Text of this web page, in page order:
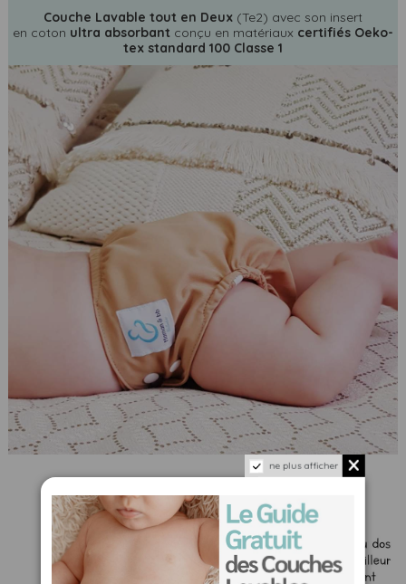
Couche Lavable tout en Deux (Te2) avec son insert
en coton ultra absorbant conçu en matériaux certifiés Oeko-
tex standard 100 Classe 1
ne plus afficher